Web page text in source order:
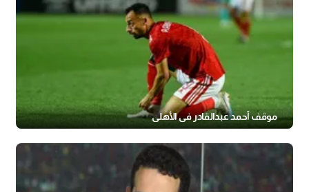
موقف أحمد عبدالقادر في الأهلي